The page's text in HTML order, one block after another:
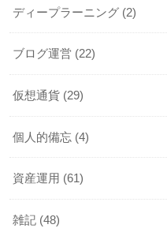
ディープラーニング (2)
ブログ運営 (22)
仮想通貨 (29)
個人的備忘 (4)
資産運用 (61)
雑記 (48)